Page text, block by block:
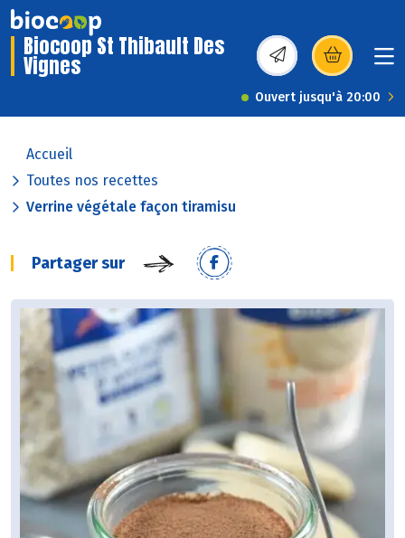
Biocoop St Thibault Des
Vignes (s’ouvre dans une
Ouvert jusqu'à 20:00
Accueil
Toutes nos recettes
Verrine végétale façon tiramisu
Partager sur